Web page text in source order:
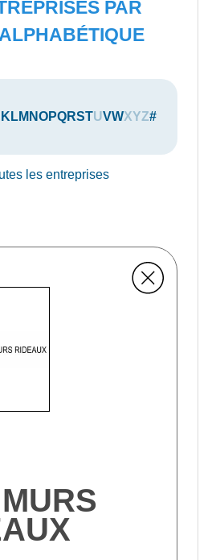
PAR
KLM NOPQRSTUVWXYZ#
les entreprises